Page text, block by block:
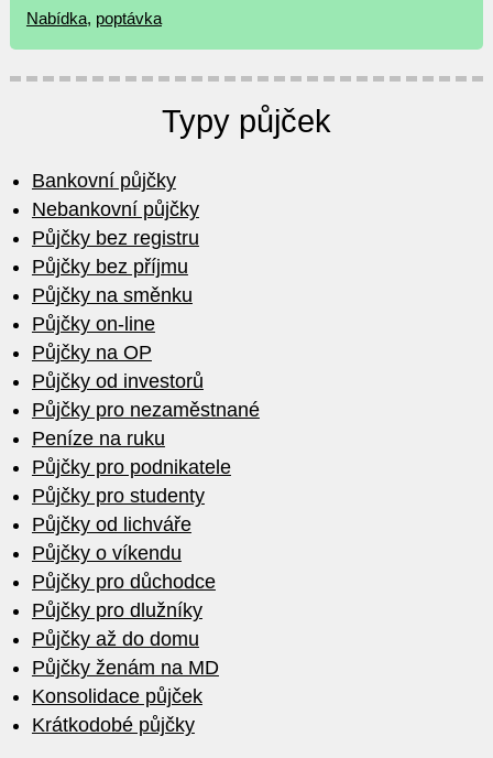
Nabídka, poptávka
Typy půjček
Bankovní půjčky
Nebankovní půjčky
Půjčky bez registru
Půjčky bez příjmu
Půjčky na směnku
Půjčky on-line
Půjčky na OP
Půjčky od investorů
Půjčky pro nezaměstnané
Peníze na ruku
Půjčky pro podnikatele
Půjčky pro studenty
Půjčky od lichváře
Půjčky o víkendu
Půjčky pro důchodce
Půjčky pro dlužníky
Půjčky až do domu
Půjčky ženám na MD
Konsolidace půjček
Krátkodobé půjčky